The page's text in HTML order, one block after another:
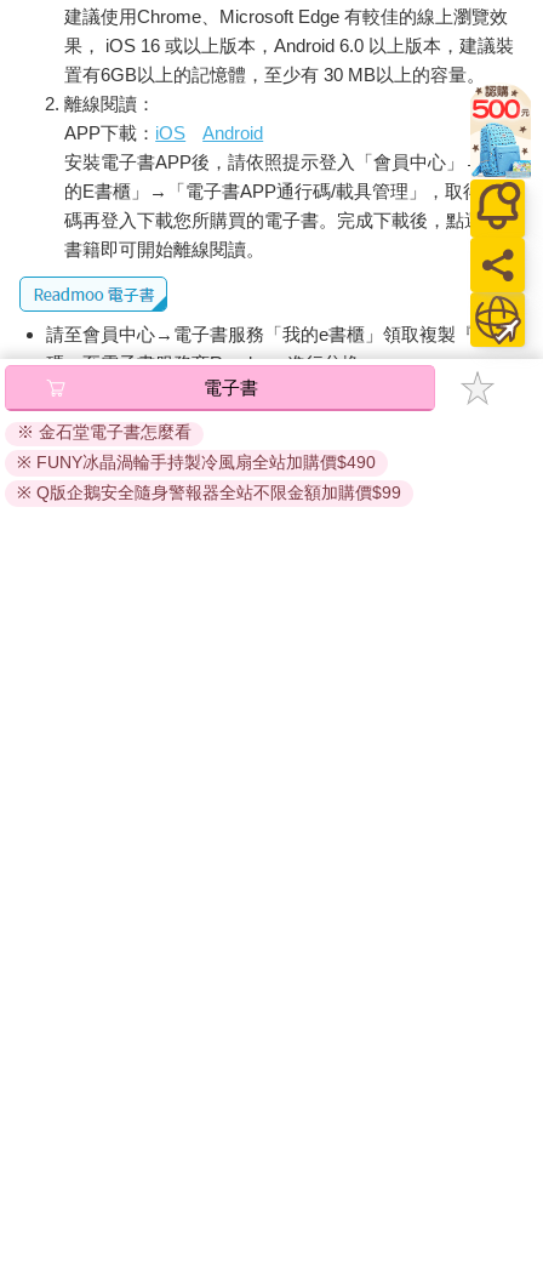
建議使用Chrome、Microsoft Edge 有較佳的線上瀏覽效
果， iOS 16 或以上版本，Android 6.0 以上版本，建議裝
置有6GB以上的記憶體，至少有 30 MB以上的容量。
離線閱讀：
APP下載： iOS
Android
安裝電子書APP後，請依照提示登入「會員中心」→「我
的E書櫃」→「電子書APP通行碼/載具管理」，取得通行
碼再登入下載您所購買的電子書。完成下載後，點選任一
書籍即可開始離線閱讀。
請至會員中心→電子書服務「我的e書櫃」領取複製『兌換
碼』至電子書服務商Readmoo進行兌換。
退換貨須知：
因版權保護，您在金石堂所購買的電子書僅能以金石堂專屬
的閱讀軟體開啟閱讀，無法以其他閱讀器或直接下載檔案。
依據「消費者保護法」第19條及行政院消費者保護處公告之
電子書
※ 金石堂電子書怎麼看
※ FUNY冰晶渦輪手持製冷風扇全站加購價$490
※ Q版企鵝安全隨身警報器全站不限金額加購價$99